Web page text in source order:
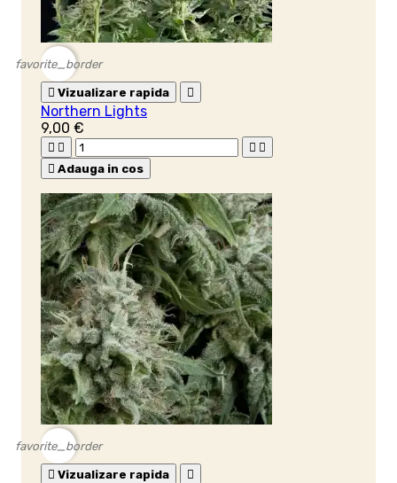
favorite_border
 Vizualizare rapida 
Northern Lights
9,00 €
   
 Adauga in cos
favorite_border
 Vizualizare rapida 